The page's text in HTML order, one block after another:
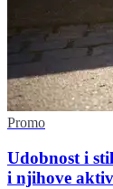
Promo
Udobnost i
i njihove